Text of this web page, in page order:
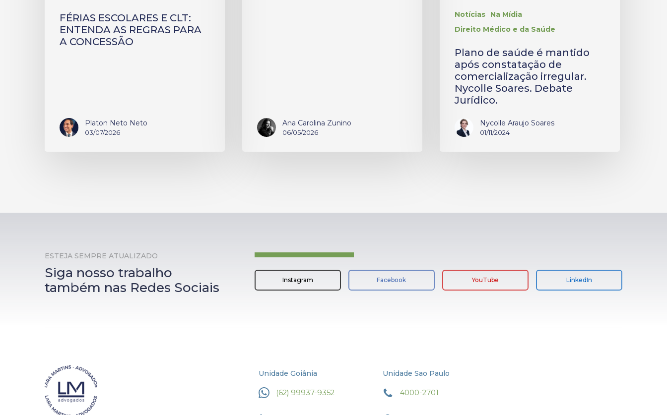
FÉRIAS ESCOLARES E CLT:
ENTENDA AS REGRAS PARA
A CONCESSÃO
Platon Neto Neto
03/07/2026
Ana Carolina Zunino
06/05/2026
Notícias
Na Mídia
Direito Médico e da Saúde
Plano de saúde é mantido
após constatação de
comercialização irregular.
Nycolle Soares. Debate
Jurídico.
Nycolle Araujo Soares
01/11/2024
ESTEJA SEMPRE ATUALIZADO
Siga nosso trabalho
também nas Redes Sociais
Instagram Facebook YouTube LinkedIn
Unidade Goiânia
(62) 99937-9352
Unidade Sao Paulo
4000-2701